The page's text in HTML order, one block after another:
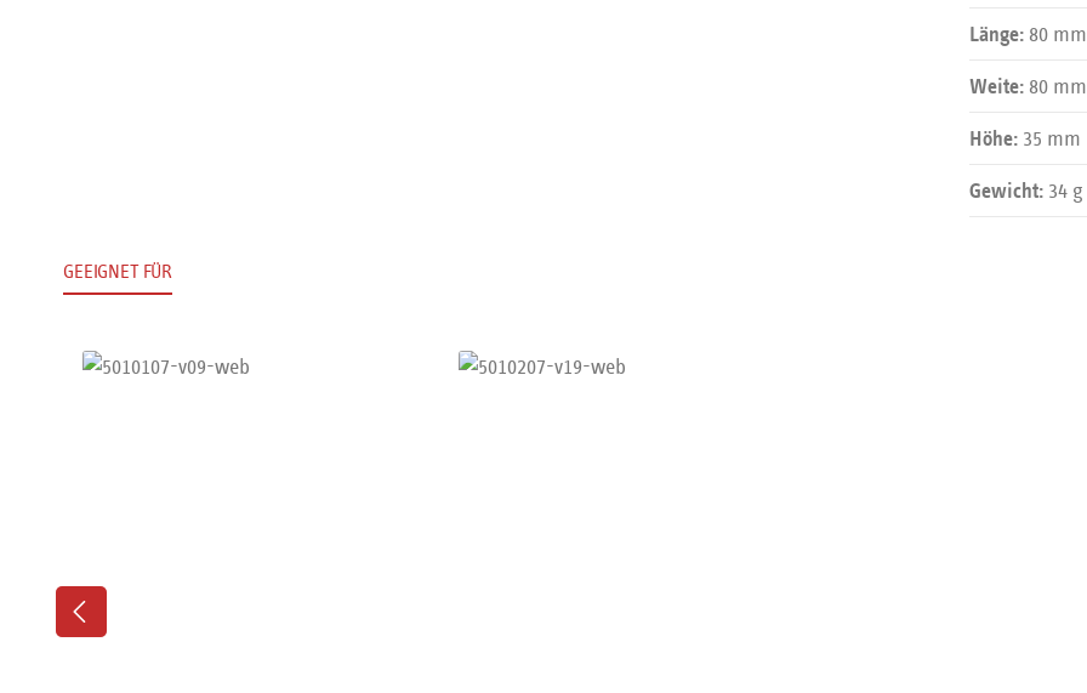
Länge: 80 mm
Weite: 80 mm
Höhe: 35 mm
Gewicht: 34 g
GEEIGNET FÜR
Produktgalerie überspringen